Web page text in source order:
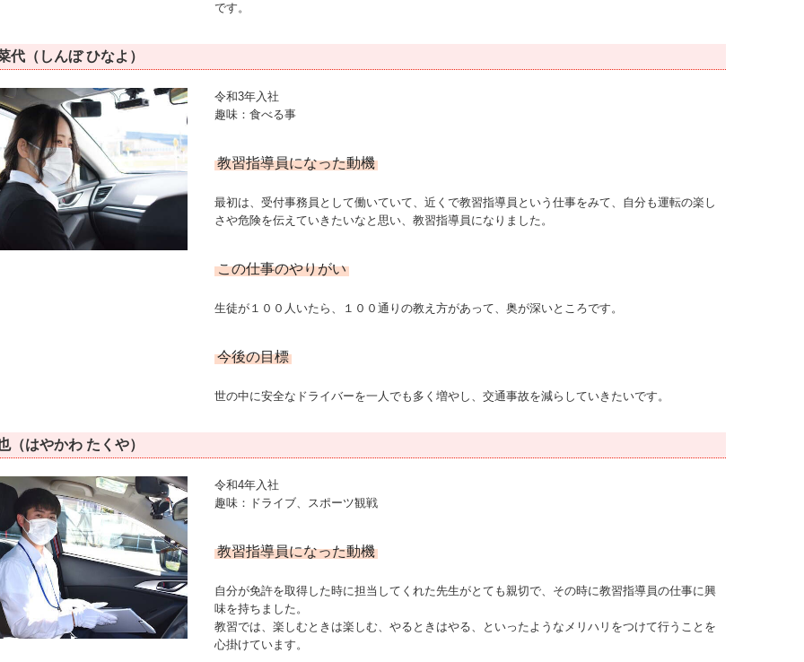
です。
代（しんぼ ひなよ）
令和3年入社
趣味：食べる事
教習指導員になった動機
最初は、受付事務員として働いていて、近くで教習指導員という仕事をみて、自分も運転の楽し
さや危険を伝えていきたいなと思い、教習指導員になりました。
この仕事のやりがい
生徒が１００人いたら、１００通りの教え方があって、奥が深いところです。
今後の目標
世の中に安全なドライバーを一人でも多く増やし、交通事故を減らしていきたいです。
（はやかわ たくや）
令和4年入社
趣味：ドライブ、スポーツ観戦
教習指導員になった動機
自分が免許を取得した時に担当してくれた先生がとても親切で、その時に教習指導員の仕事に興
味を持ちました。
教習では、楽しむときは楽しむ、やるときはやる、といったようなメリハリをつけて行うことを
心掛けています。